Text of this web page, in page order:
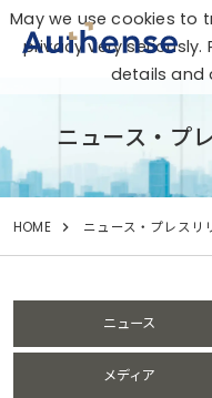
ニュース・プ
HOME ニュース・プレスリ
ニュース
メディア
May we use cookies to
privacy very seriously.
details and